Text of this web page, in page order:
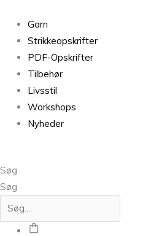
Garn
Strikkeopskrifter
PDF-Opskrifter
Tilbehør
Livsstil
Workshops
Nyheder
Søg
Søg